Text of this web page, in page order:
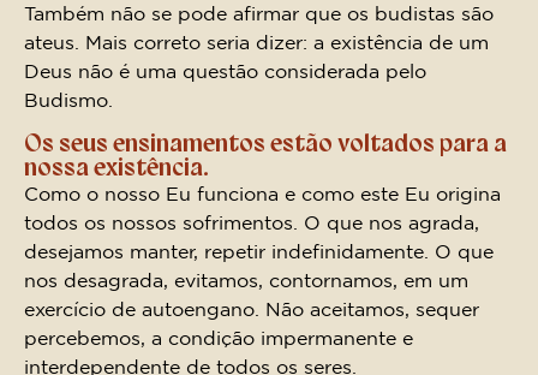
Também não se pode afirmar que os budistas são
ateus. Mais correto seria dizer: a existência de um
Deus não é uma questão considerada pelo
Budismo.
Os seus ensinamentos estão voltados para a
nossa existência.
Como o nosso Eu funciona e como este Eu origina
todos os nossos sofrimentos. O que nos agrada,
desejamos manter, repetir indefinidamente. O que
nos desagrada, evitamos, contornamos, em um
exercício de autoengano. Não aceitamos, sequer
percebemos, a condição impermanente e
interdependente de todos os seres.